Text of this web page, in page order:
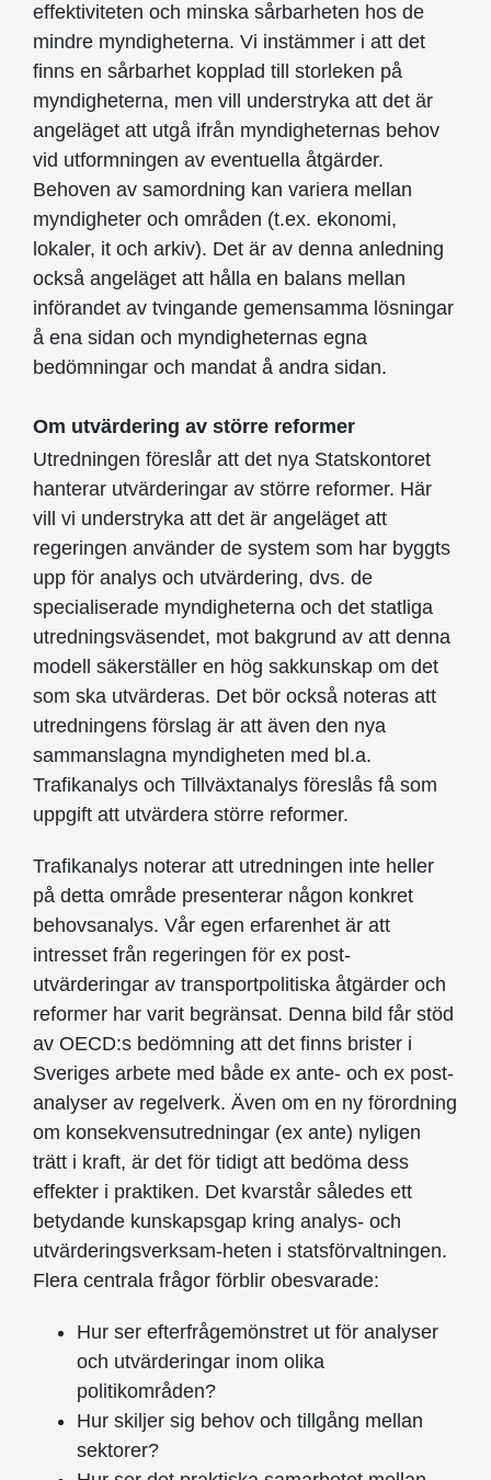
effektiviteten och minska sårbarheten hos de
mindre myndigheterna. Vi instämmer i att det
finns en sårbarhet kopplad till storleken på
myndigheterna, men vill understryka att det är
angeläget att utgå ifrån myndigheternas behov
vid utformningen av eventuella åtgärder.
Behoven av samordning kan variera mellan
myndigheter och områden (t.ex. ekonomi,
lokaler, it och arkiv). Det är av denna anledning
också angeläget att hålla en balans mellan
införandet av tvingande gemensamma lösningar
å ena sidan och myndigheternas egna
bedömningar och mandat å andra sidan.
Om utvärdering av större reformer
Utredningen föreslår att det nya Statskontoret
hanterar utvärderingar av större reformer. Här
vill vi understryka att det är angeläget att
regeringen använder de system som har byggts
upp för analys och utvärdering, dvs. de
specialiserade myndigheterna och det statliga
utredningsväsendet, mot bakgrund av att denna
modell säkerställer en hög sakkunskap om det
som ska utvärderas. Det bör också noteras att
utredningens förslag är att även den nya
sammanslagna myndigheten med bl.a.
Trafikanalys och Tillväxtanalys föreslås få som
uppgift att utvärdera större reformer.
Trafikanalys noterar att utredningen inte heller
på detta område presenterar någon konkret
behovsanalys. Vår egen erfarenhet är att
intresset från regeringen för ex post-
utvärderingar av transportpolitiska åtgärder och
reformer har varit begränsat. Denna bild får stöd
av OECD:s bedömning att det finns brister i
Sveriges arbete med både ex ante- och ex post-
analyser av regelverk. Även om en ny förordning
om konsekvensutredningar (ex ante) nyligen
trätt i kraft, är det för tidigt att bedöma dess
effekter i praktiken. Det kvarstår således ett
betydande kunskapsgap kring analys- och
utvärderingsverksam-heten i statsförvaltningen.
Flera centrala frågor förblir obesvarade:
Hur ser efterfrågemönstret ut för analyser
och utvärderingar inom olika
politikområden?
Hur skiljer sig behov och tillgång mellan
sektorer?